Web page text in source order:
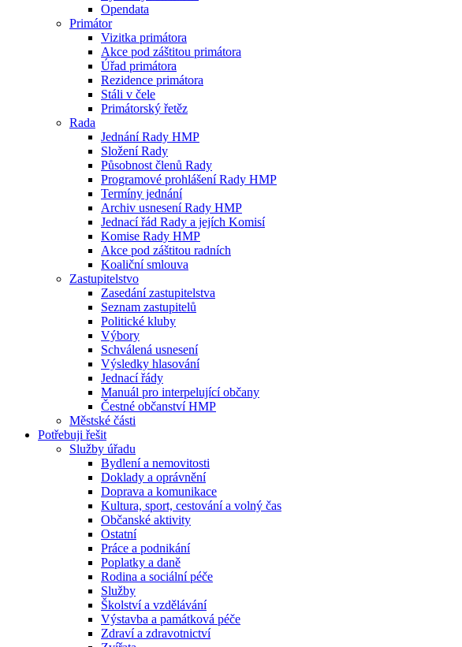
Opendata
Primátor
Vizitka primátora
Akce pod záštitou primátora
Úřad primátora
Rezidence primátora
Stáli v čele
Primátorský řetěz
Rada
Jednání Rady HMP
Složení Rady
Působnost členů Rady
Programové prohlášení Rady HMP
Termíny jednání
Archiv usnesení Rady HMP
Jednací řád Rady a jejích Komisí
Komise Rady HMP
Akce pod záštitou radních
Koaliční smlouva
Zastupitelstvo
Zasedání zastupitelstva
Seznam zastupitelů
Politické kluby
Výbory
Schválená usnesení
Výsledky hlasování
Jednací řády
Manuál pro interpelující občany
Čestné občanství HMP
Městské části
Potřebuji řešit
Služby úřadu
Bydlení a nemovitosti
Doklady a oprávnění
Doprava a komunikace
Kultura, sport, cestování a volný čas
Občanské aktivity
Ostatní
Práce a podnikání
Poplatky a daně
Rodina a sociální péče
Služby
Školství a vzdělávání
Výstavba a památková péče
Zdraví a zdravotnictví